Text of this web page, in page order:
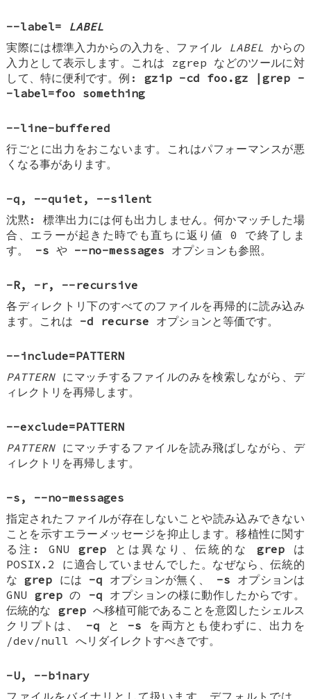
--label=
LABEL
実際には標準入力からの入力を、ファイル
LABEL からの
入力として表示します。これは zgrep などのツールに対
して、特に便利です。例: gzip -cd foo.gz |grep -
-label=foo something
--line-buffered
行ごとに出力をおこないます。これはパフォーマンスが悪
くなる事があります。
-q , --quiet , --silent
沈黙: 標準出力には何も出力しません。何かマッチした場
合、エラーが起きた時でも直ちに返り値 0 で終了しま
す。 -s や --no-messages オプションも参照。
-R, -r, --recursive
各ディレクトリ下のすべてのファイルを再帰的に読み込み
ます。これは -d recurse オプションと等価です。
--include=PATTERN
PATTERNにマッチするファイルのみを検索しながら、デ
ィレクトリを再帰します。
--exclude=PATTERN
PATTERNにマッチするファイルを読み飛ばしながら、デ
ィレクトリを再帰します。
-s , --no-messages
指定されたファイルが存在しないことや読み込みできない
ことを示すエラーメッセージを抑止します。移植性に関す
る注: GNUgrep とは異なり、伝統的な grepは
POSIX.2 に適合していませんでした。なぜなら、伝統的
なgrep には -q オプションが無く、 -s オプションは
GNU grepの -q オプションの様に動作したからです。
伝統的な grepへ移植可能であることを意図したシェルス
クリプトは、 -q と -s を両方とも使わずに、出力を
/dev/null へリダイレクトすべきです。
-U, --binary